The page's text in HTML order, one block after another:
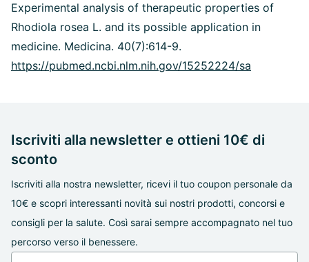
Experimental analysis of therapeutic properties of
Rhodiola rosea L. and its possible application in
medicine. Medicina. 40(7):614-9.
https://pubmed.ncbi.nlm.nih.gov/15252224/sa
Iscriviti alla newsletter e ottieni 10€ di
sconto
Iscriviti alla nostra newsletter, ricevi il tuo coupon personale da
10€ e scopri interessanti novità sui nostri prodotti, concorsi e
consigli per la salute. Così sarai sempre accompagnato nel tuo
percorso verso il benessere.